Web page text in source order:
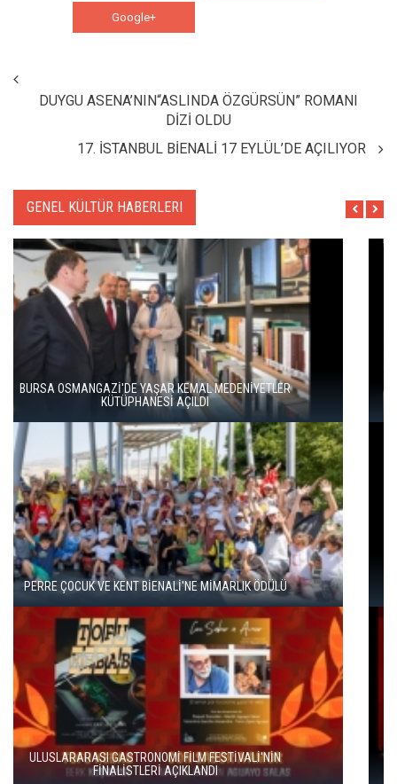
Google+
DUYGU ASENA’NIN“ASLINDA ÖZGÜRSÜN” ROMANI
DİZİ OLDU
17. İSTANBUL BİENALİ 17 EYLÜL’DE AÇILIYOR
GENEL KÜLTÜR HABERLERI
HERITAGE İSTANBUL 2026 BAŞLADI
HAYDARPAŞA VE SİRKECİ GARLARI SANATLA YENİDEN
DOĞUYOR
ENKA SANAT'TAN KÜLTÜREL SÜREKLİLİK HAMLESİ